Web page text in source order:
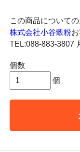
この商品について
株式会社小谷穀粉
TEL:088-883-3807
個数
個